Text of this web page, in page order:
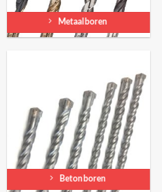
Metaalboren
Betonboren